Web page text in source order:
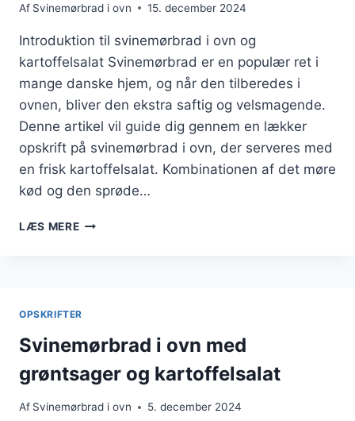
Af Svinemørbrad i ovn 15. december 2024
Introduktion til svinemørbrad i ovn og
kartoffelsalat Svinemørbrad er en populær ret i
mange danske hjem, og når den tilberedes i
ovnen, bliver den ekstra saftig og velsmagende.
Denne artikel vil guide dig gennem en lækker
opskrift på svinemørbrad i ovn, der serveres med
en frisk kartoffelsalat. Kombinationen af det møre
kød og den sprøde…
LÆS MERESVINEMØRBRAD
OPSKRIFTER
Svinemørbrad i ovn med
grøntsager og kartoffelsalat
Af Svinemørbrad i ovn 5. december 2024